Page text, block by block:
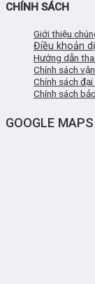
CHÍNH SÁCH
Giới thiệu
Điều khoản
Hướng dẫn
Chính sách
Chính sách đại
Chính sách
GOOGLE MAPS